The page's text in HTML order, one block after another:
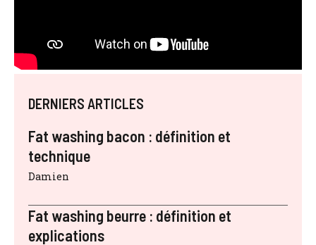
DERNIERS ARTICLES
Fat washing bacon : définition et
technique
Damien
Fat washing beurre : définition et
explications